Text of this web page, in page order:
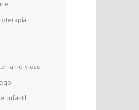
nervioso
Infantil